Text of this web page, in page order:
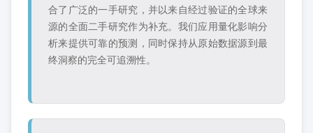
合了广泛的一手研究，并以来自经过验证的全球来
源的全面二手研究作为补充。我们应用量化影响分
析来提供可靠的预测，同时保持从原始数据源到最
终洞察的完全可追溯性。